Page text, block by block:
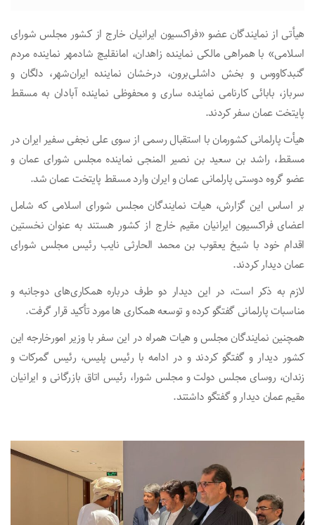
هیأتی از نمایندگان عضو «فراکسیون ایرانیان خارج از کشور مجلس شورای
اسلامی» با همراهی مالکی نماینده زاهدان، امانقلیچ شادمهر نماینده مردم
گنبدکاووس و بخش داشلی‌‌برون، درخشان نماینده ایران‌شهر، دلگان و
سرباز، بابائی کارنامی نماینده ساری و محفوظی نماینده آبادان به مسقط
پایتخت عمان سفر کردند.
هیأت پارلمانی کشورمان با استقبال رسمی از سوی علی نجفی سفیر ایران در
مسقط، راشد بن سعید بن نصیر المنجی نماینده مجلس شورای عمان و
عضو گروه دوستی پارلمانی عمان و ایران وارد مسقط پایتخت عمان شد.
بر اساس این گزارش، هیات نمایندگان مجلس شورای اسلامی که شامل
اعضای فراکسیون ایرانیان مقیم خارج از کشور هستند به عنوان نخستین
اقدام خود با شیخ یعقوب بن محمد الحارثی نایب رئیس مجلس شورای
عمان دیدار کردند.
لازم به ذکر است، در این دیدار دو طرف درباره همکاری‌های دوجانبه و
مناسبات پارلمانی گفتگو کرده و توسعه همکاری ها مورد تأکید قرار گرفت.
همچنین نمایندگان مجلس و هیات همراه در این سفر با وزیر امورخارجه این
کشور دیدار و گفتگو کردند و در ادامه با رئیس پلیس، رئیس گمرکات و
زندان، روسای مجلس دولت و مجلس شورا، رئیس اتاق بازرگانی و ایرانیان
مقیم عمان دیدار و گفتگو داشتند.